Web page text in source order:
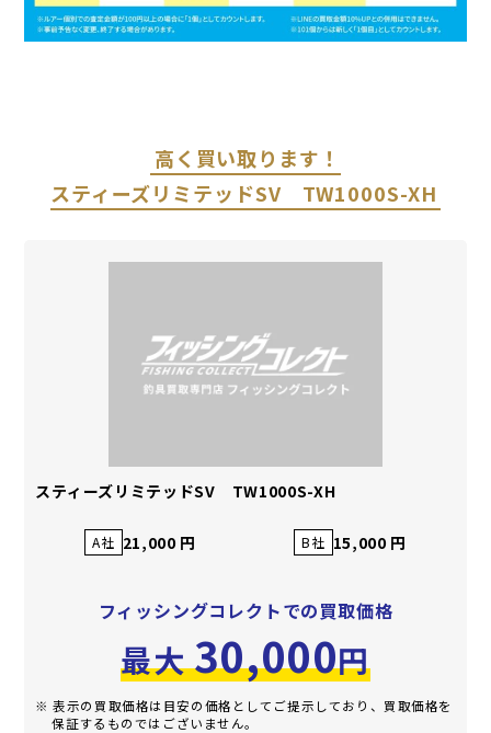
高く買い取ります！
スティーズリミテッドSV TW1000S-XH
スティーズリミテッドSV TW1000S-XH
A社 21,000 円 B社 15,000 円
フィッシングコレクトでの買取価格
最大30,000円
※ 表示の買取価格は目安の価格としてご提示しており、買取価格を
保証するものではございません。